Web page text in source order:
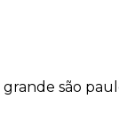
grande são